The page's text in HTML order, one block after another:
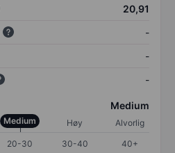
20,91
-
-
-
Medium
Medium Høy
Alvorlig
20-30 30-40 40+